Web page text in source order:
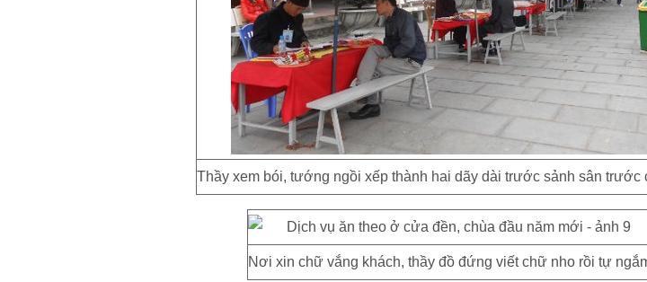
Thầy xem bói, tướng ngồi xếp thành hai dãy dài trước sảnh sân trước
Nơi xin chữ vắng khách, thầy đồ đứng viết chữ nho rồi tự